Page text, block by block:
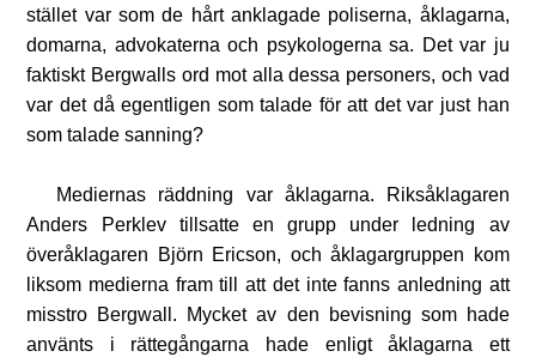
stället var som de hårt anklagade poliserna, åklagarna,
domarna, advokaterna och psykologerna sa. Det var ju
faktiskt Bergwalls ord mot alla dessa personers, och vad
var det då egentligen som talade för att det var just han
som talade sanning?
Mediernas räddning var åklagarna. Riksåklagaren
Anders Perklev tillsatte en grupp under ledning av
överåklagaren Björn Ericson, och åklagargruppen kom
liksom medierna fram till att det inte fanns anledning att
misstro Bergwall. Mycket av den bevisning som hade
använts i rättegångarna hade enligt åklagarna ett